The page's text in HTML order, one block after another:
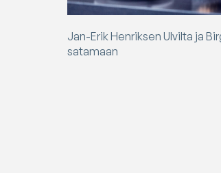
Jan-Erik Henriksen Ulvilta ja
satamaan